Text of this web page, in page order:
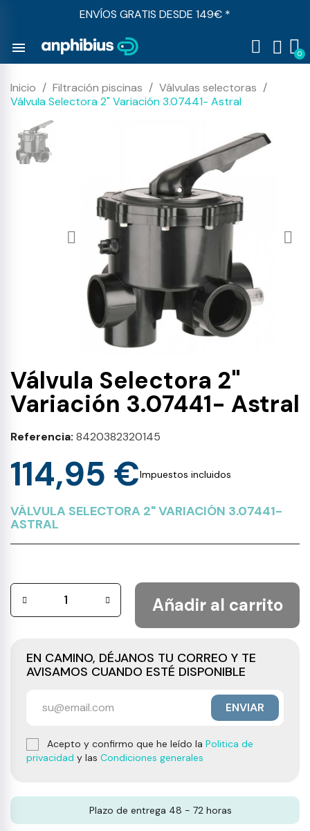
ENVÍOS GRATIS DESDE 149€ *
menu
Inicio Filtración piscinas
Válvulas selectoras
Válvula Selectora 2" Variación 3.07441- Astral
Válvula Selectora 2"
Variación 3.07441- Astral
Referencia 8420382320145
114,95 €Impuestos incluidos
VÁLVULA SELECTORA 2" VARIACIÓN 3.07441-
ASTRAL
Añadir al carrito
EN CAMINO, DÉJANOS TU CORREO Y TE
AVISAMOS CUANDO ESTÉ DISPONIBLE
ENVIAR
Acepto y confirmo que he leído la Politica de
privacidad y las Condiciones generales
Plazo de entrega 48 - 72 horas